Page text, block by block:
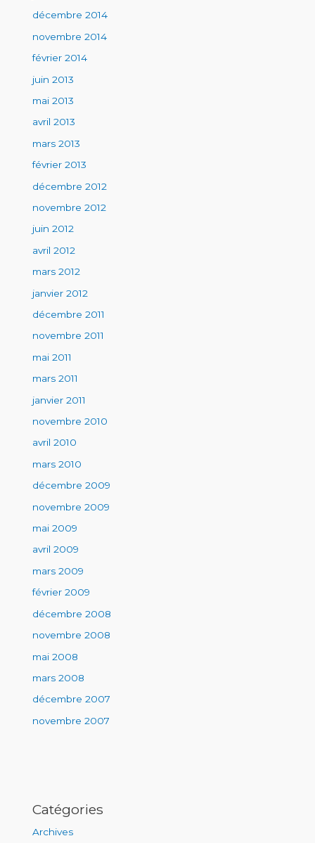
décembre 2014
novembre 2014
février 2014
juin 2013
mai 2013
avril 2013
mars 2013
février 2013
décembre 2012
novembre 2012
juin 2012
avril 2012
mars 2012
janvier 2012
décembre 2011
novembre 2011
mai 2011
mars 2011
janvier 2011
novembre 2010
avril 2010
mars 2010
décembre 2009
novembre 2009
mai 2009
avril 2009
mars 2009
février 2009
décembre 2008
novembre 2008
mai 2008
mars 2008
décembre 2007
novembre 2007
Catégories
Archives